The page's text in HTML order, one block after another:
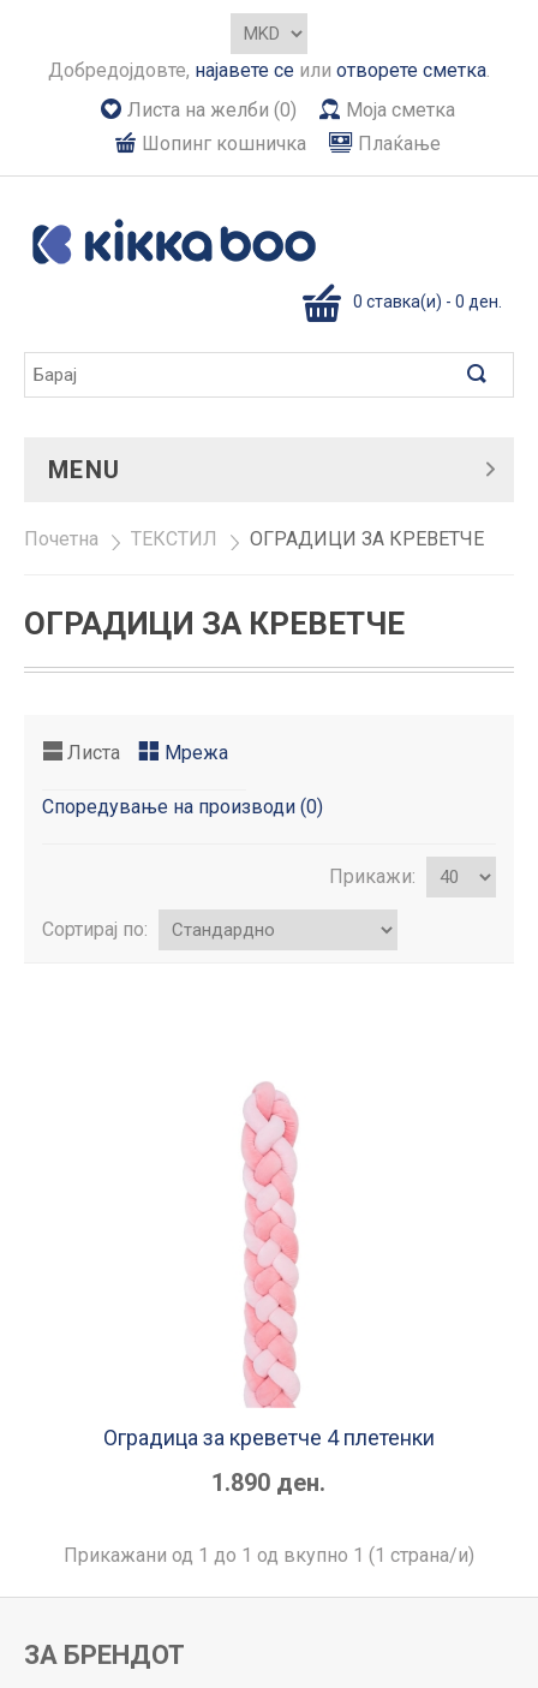
Добредојдовте, најавете се или отворете сметка.
Листа на желби (0)
Моја сметка
Шопинг кошничка
Плаќање
0 ставка(и) - 0 ден.
MENU
Почетна » ТЕКСТИЛ » ОГРАДИЦИ ЗА КРЕВЕТЧЕ
ОГРАДИЦИ ЗА КРЕВЕТЧЕ
Листа Мрежа
Споредување на производи (0)
Прикажи:
Сортирај по:
Оградица за креветче 4 плетенки
1.890 ден.
Прикажани од 1 до 1 од вкупно 1 (1 страна/и)
ЗА БРЕНДОТ